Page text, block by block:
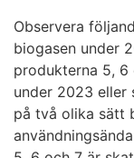
Observera
biogasen under
produkterna 5, 6
under 2023 eller
på två olika sätt